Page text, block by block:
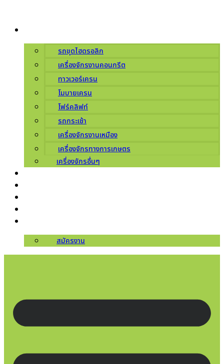
content
รถขุดไฮดรอลิก
เครื่องจักรงานคอนกรีต
ทาวเวอร์เครน
โมบายเครน
โฟร์คลิฟท์
รถกระเช้า
เครื่องจักรงานเหมือง
เครื่องจักรทางการเกษตร
เครื่องจักรอื่นๆ
สมัครงาน